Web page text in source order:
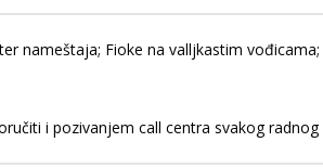
nameštaja; Fioke na valljkastim
i pozivanjem call centra svakog